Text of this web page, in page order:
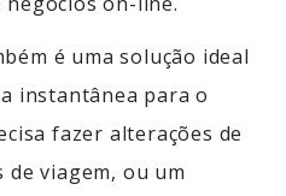
é uma solução ideal
instantânea para o
fazer alterações de
viagem, ou um